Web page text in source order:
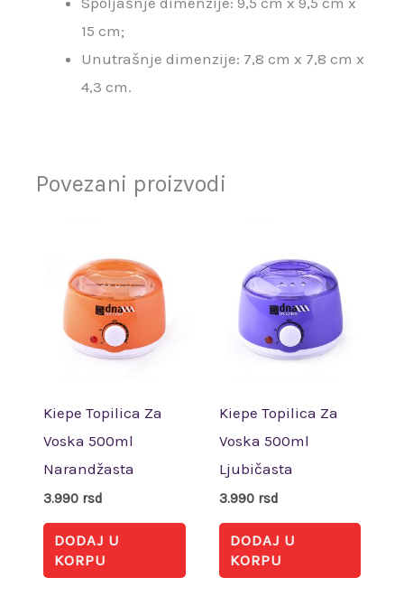
15 cm;
Unutrašnje dimenzije: 7,8 cm x 7,8 cm x
4,3 cm.
Povezani proizvodi
Kiepe Topilica Za
Voska 500ml
Narandžasta
3.990 rsd
DODAJ U
KORPU
Kiepe Topilica Za
Voska 500ml
Ljubičasta
3.990 rsd
DODAJ U
KORPU